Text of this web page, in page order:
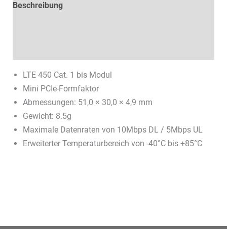
Beschreibung
LTE 450 Cat. 1 bis Modul
Mini PCIe-Formfaktor
Abmessungen: 51,0 × 30,0 × 4,9 mm
Gewicht: 8.5g
Maximale Datenraten von 10Mbps DL / 5Mbps UL
Erweiterter Temperaturbereich von -40°C bis +85°C